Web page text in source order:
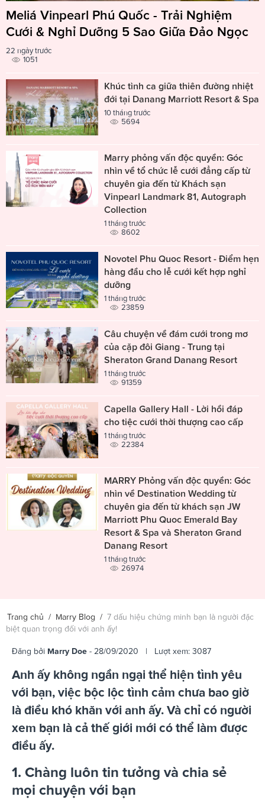
Meliá Vinpearl Phú Quốc - Trải Nghiệm
Cưới & Nghỉ Dưỡng 5 Sao Giữa Đảo Ngọc
22 ngày trước
1051
Khúc tình ca giữa thiên đường nhiệt
đới tại Danang Marriott Resort & Spa
10 tháng trước
5694
Marry phỏng vấn độc quyền: Góc
nhìn về tổ chức lễ cưới đẳng cấp từ
chuyên gia đến từ Khách sạn
Vinpearl Landmark 81, Autograph
Collection
1 tháng trước
8602
Novotel Phu Quoc Resort - Điểm hẹn
hàng đầu cho lễ cưới kết hợp nghỉ
dưỡng
1 tháng trước
23859
Câu chuyện về đám cưới trong mơ
của cặp đôi Giang - Trung tại
Sheraton Grand Danang Resort
1 tháng trước
91359
Capella Gallery Hall - Lời hồi đáp
cho tiệc cưới thời thượng cao cấp
1 tháng trước
22384
MARRY Phỏng vấn độc quyền: Góc
nhìn về Destination Wedding từ
chuyên gia đến từ khách sạn JW
Marriott Phu Quoc Emerald Bay
Resort & Spa và Sheraton Grand
Danang Resort
1 tháng trước
26974
Trang chủ / Marry Blog / 7 dấu hiệu chứng minh bạn là người đặc
biệt quan trọng đối với anh ấy!
Đăng bởi Marry Doe - 28/09/2020 | Lượt xem: 3087
Anh ấy không ngần ngại thể hiện tình yêu
với bạn, việc bộc lộc tình cảm chưa bao giờ
là điều khó khăn với anh ấy. Và chỉ có người
xem bạn là cả thế giới mới có thể làm được
điều ấy.
1. Chàng luôn tin tưởng và chia sẻ
mọi chuyện với bạn